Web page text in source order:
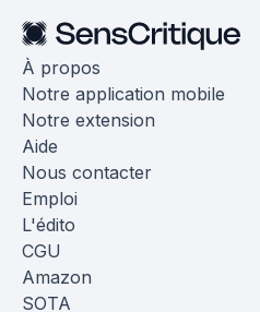
À propos
Notre application mobile
Notre extension
Aide
Nous contacter
Emploi
L'édito
CGU
Amazon
SOTA